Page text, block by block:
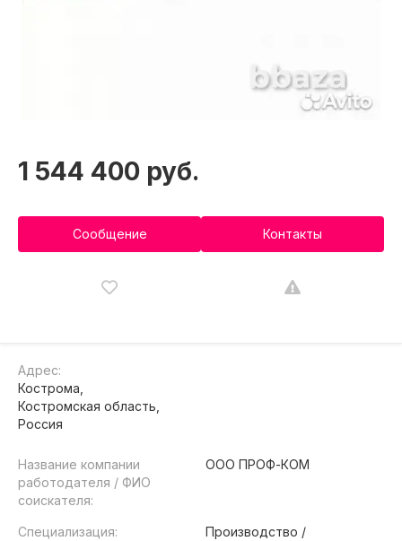
1 544 400 руб.
Сообщение Контакты
Адрес:
Кострома,
Костромская область,
Россия
Название компании
работодателя / ФИО
соискателя:
ООО ПРОФ-КОМ
Специализация:
Производство /